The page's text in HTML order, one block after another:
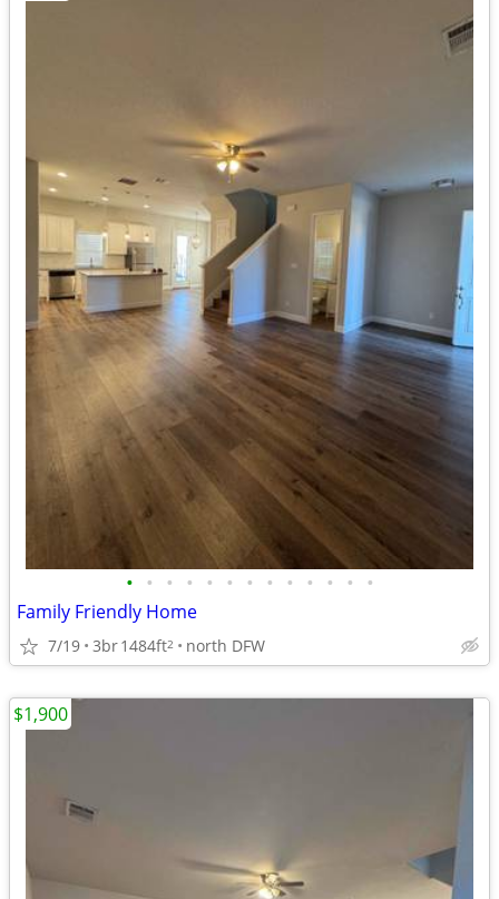
• • • • • • • • • • • • •
Family Friendly Home
7/19 3br1484ft2 north DFW
$1,900